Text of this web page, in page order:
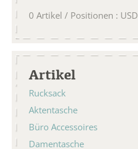
0 Artikel / Positionen : USD
Artikel
Rucksack
Aktentasche
Büro Accessoires
Damentasche